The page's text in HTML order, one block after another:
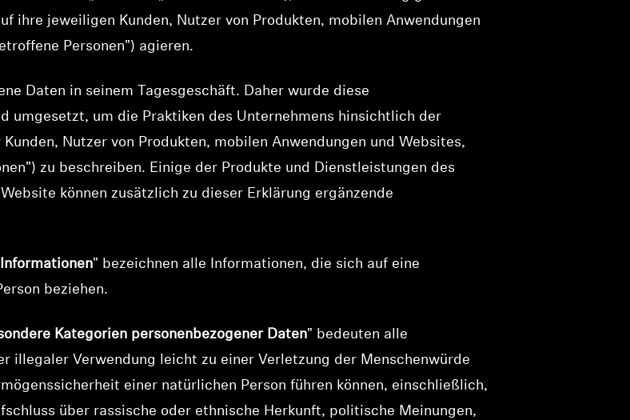
ihre jeweiligen Kunden, Nutzer von Produkten, mobilen Anwendungen
Personen") agieren.
Daten in seinem Tagesgeschäft. Daher wurde diese
umgesetzt, um die Praktiken des Unternehmens hinsichtlich der
Nutzer von Produkten, mobilen Anwendungen und Websites,
zu beschreiben. Einige der Produkte und Dienstleistungen des
können zusätzlich zu dieser Erklärung ergänzende
" bezeichnen alle Informationen, die sich auf eine
beziehen.
Kategorien personenbezogener Daten" bedeuten alle
illegaler Verwendung leicht zu einer Verletzung der Menschenwürde
einer natürlichen Person führen können, einschließlich,
über rassische oder ethnische Herkunft, politische Meinungen,